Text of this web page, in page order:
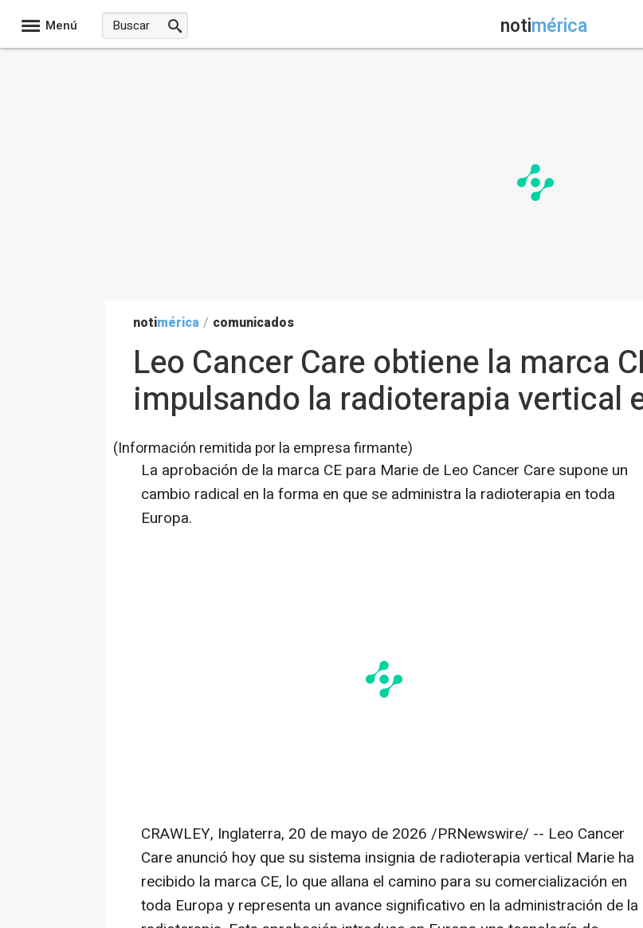
Menú notimérica
notimérica / comunicados
Leo Cancer Care obtiene la marca
impulsando la radioterapia vertical
(Información remitida por la empresa firmante)
La aprobación de la marca CE para Marie de Leo Cancer Care supone un
cambio radical en la forma en que se administra la radioterapia en toda
Europa.
CRAWLEY, Inglaterra, 20 de mayo de 2026 /PRNewswire/ -- Leo Cancer
Care anunció hoy que su sistema insignia de radioterapia vertical Marie ha
recibido la marca CE, lo que allana el camino para su comercialización en
toda Europa y representa un avance significativo en la administración de la